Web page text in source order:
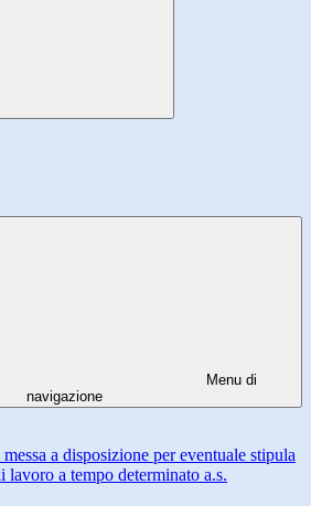
Menu di
navigazione
a disposizione per eventuale stipula
lavoro a tempo determinato a.s.